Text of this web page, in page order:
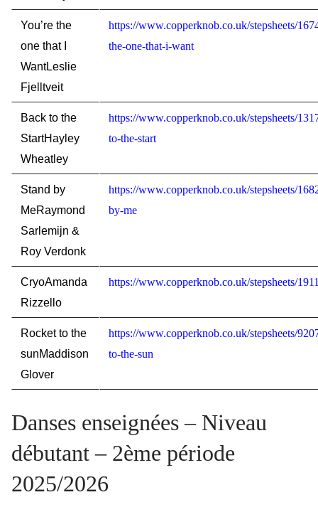
You’re the
one that I
WantLeslie
Fjelltveit
https://www.copperknob.co.uk/stepsheets/
the-one-that-i-want
Back to the
StartHayley
Wheatley
https://www.copperknob.co.uk/stepsheets/
to-the-start
Stand by
MeRaymond
Sarlemijn &
Roy Verdonk
https://www.copperknob.co.uk/stepsheets/
by-me
CryoAmanda
Rizzello
https://www.copperknob.co.uk/stepsheets/
Rocket to the
sunMaddison
Glover
https://www.copperknob.co.uk/stepsheets/
to-the-sun
Danses enseignées – Niveau
débutant – 2ème période
2025/2026